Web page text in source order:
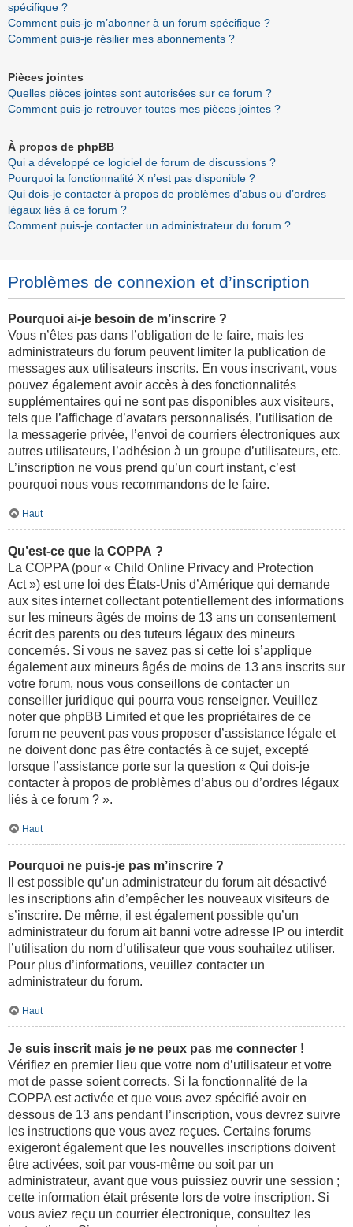
spécifique ?
Comment puis-je m’abonner à un forum spécifique ?
Comment puis-je résilier mes abonnements ?
Pièces jointes
Quelles pièces jointes sont autorisées sur ce forum ?
Comment puis-je retrouver toutes mes pièces jointes ?
À propos de phpBB
Qui a développé ce logiciel de forum de discussions ?
Pourquoi la fonctionnalité X n’est pas disponible ?
Qui dois-je contacter à propos de problèmes d’abus ou d’ordres
légaux liés à ce forum ?
Comment puis-je contacter un administrateur du forum ?
Problèmes de connexion et d’inscription
Pourquoi ai-je besoin de m’inscrire ?
Vous n’êtes pas dans l’obligation de le faire, mais les
administrateurs du forum peuvent limiter la publication de
messages aux utilisateurs inscrits. En vous inscrivant, vous
pouvez également avoir accès à des fonctionnalités
supplémentaires qui ne sont pas disponibles aux visiteurs,
tels que l’affichage d’avatars personnalisés, l’utilisation de
la messagerie privée, l’envoi de courriers électroniques aux
autres utilisateurs, l’adhésion à un groupe d’utilisateurs, etc.
L’inscription ne vous prend qu’un court instant, c’est
pourquoi nous vous recommandons de le faire.
Haut
Qu’est-ce que la COPPA ?
La COPPA (pour « Child Online Privacy and Protection
Act ») est une loi des États-Unis d’Amérique qui demande
aux sites internet collectant potentiellement des informations
sur les mineurs âgés de moins de 13 ans un consentement
écrit des parents ou des tuteurs légaux des mineurs
concernés. Si vous ne savez pas si cette loi s’applique
également aux mineurs âgés de moins de 13 ans inscrits sur
votre forum, nous vous conseillons de contacter un
conseiller juridique qui pourra vous renseigner. Veuillez
noter que phpBB Limited et que les propriétaires de ce
forum ne peuvent pas vous proposer d’assistance légale et
ne doivent donc pas être contactés à ce sujet, excepté
lorsque l’assistance porte sur la question « Qui dois-je
contacter à propos de problèmes d’abus ou d’ordres légaux
liés à ce forum ? ».
Haut
Pourquoi ne puis-je pas m’inscrire ?
Il est possible qu’un administrateur du forum ait désactivé
les inscriptions afin d’empêcher les nouveaux visiteurs de
s’inscrire. De même, il est également possible qu’un
administrateur du forum ait banni votre adresse IP ou interdit
l’utilisation du nom d’utilisateur que vous souhaitez utiliser.
Pour plus d’informations, veuillez contacter un
administrateur du forum.
Haut
Je suis inscrit mais je ne peux pas me connecter !
Vérifiez en premier lieu que votre nom d’utilisateur et votre
mot de passe soient corrects. Si la fonctionnalité de la
COPPA est activée et que vous avez spécifié avoir en
dessous de 13 ans pendant l’inscription, vous devrez suivre
les instructions que vous avez reçues. Certains forums
exigeront également que les nouvelles inscriptions doivent
être activées, soit par vous-même ou soit par un
administrateur, avant que vous puissiez ouvrir une session ;
cette information était présente lors de votre inscription. Si
vous aviez reçu un courrier électronique, consultez les